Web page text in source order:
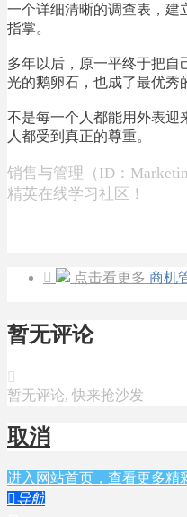
一个详细清晰的调查表，建
指掌。
多年以后，原一平终于把自
光的鹅卵石，也成了最优秀
不是每一个人都能用外表迎
人都受到真正的尊重。
销售与管理（ID：
精英在线学习社区！
 点击看更多 商机
暂无评论

暂无评论, 快来抢沙发
取消
进入网站首页，查看更多精
导航